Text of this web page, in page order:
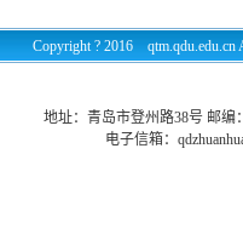
Copyright ? 2016
地址：青岛市登州路38号 邮编
电子信箱：